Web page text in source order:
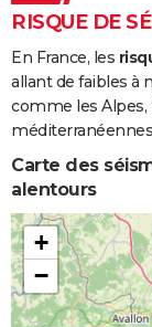
RISQUE DE
En France, les
allant de faibles à
comme les Alpes,
Carte des
alentours
+
−